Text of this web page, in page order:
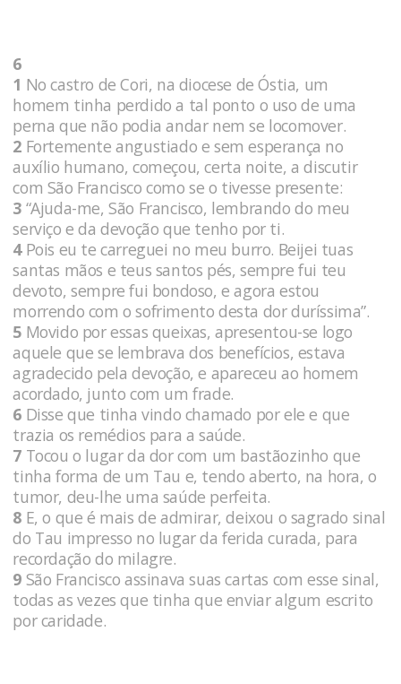
6
1 No castro de Cori, na diocese de Óstia, um
homem tinha perdido a tal ponto o uso de uma
perna que não podia andar nem se locomover.
2 Fortemente angustiado e sem esperança no
auxílio humano, começou, certa noite, a discutir
com São Francisco como se o tivesse presente:
3 “Ajuda-me, São Francisco, lembrando do meu
serviço e da devoção que tenho por ti.
4Pois eu te carreguei no meu burro. Beijei tuas
santas mãos e teus santos pés, sempre fui teu
devoto, sempre fui bondoso, e agora estou
morrendo com o sofrimento desta dor duríssima”.
5 Movido por essas queixas, apresentou-se logo
aquele que se lembrava dos benefícios, estava
agradecido pela devoção, e apareceu ao homem
acordado, junto com um frade.
6 Disse que tinha vindo chamado por ele e que
trazia os remédios para a saúde.
7 Tocou o lugar da dor com um bastãozinho que
tinha forma de um Tau e, tendo aberto, na hora, o
tumor, deu-lhe uma saúde perfeita.
8 E, o que é mais de admirar, deixou o sagrado sinal
do Tau impresso no lugar da ferida curada, para
recordação do milagre.
9 São Francisco assinava suas cartas com esse sinal,
todas as vezes que tinha que enviar algum escrito
por caridade.